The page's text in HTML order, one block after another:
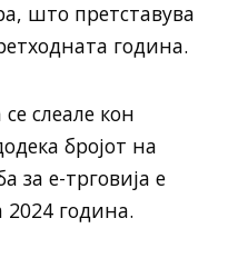
што претставува
година.
слеале кон
бројот на
за е-трговија е
2024 година.